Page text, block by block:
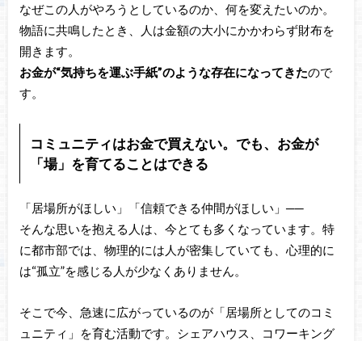
なぜこの人がやろうとしているのか、何を変えたいのか。
物語に共鳴したとき、人は金額の大小にかかわらず財布を
開きます。
お金が“気持ちを運ぶ手紙”のような存在になってきたので
す。
コミュニティはお金で買えない。でも、お金が
「場」を育てることはできる
「居場所がほしい」「信頼できる仲間がほしい」──
そんな思いを抱える人は、今とても多くなっています。特
に都市部では、物理的には人が密集していても、心理的に
は“孤立”を感じる人が少なくありません。
そこで今、急速に広がっているのが「居場所としてのコミ
ュニティ」を育む活動です。シェアハウス、コワーキング